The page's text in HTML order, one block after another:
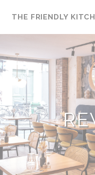
THE FRIENDLY